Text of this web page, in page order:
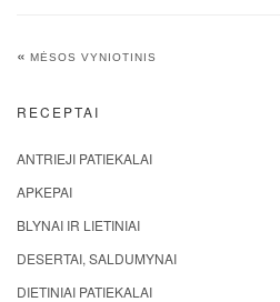
« MĖSOS VYNIOTINIS
RECEPTAI
ANTRIEJI PATIEKALAI
APKEPAI
BLYNAI IR LIETINIAI
DESERTAI, SALDUMYNAI
DIETINIAI PATIEKALAI